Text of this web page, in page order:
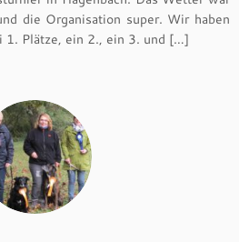
die Organisation super. Wir haben
1. Plätze, ein 2., ein 3. und […]